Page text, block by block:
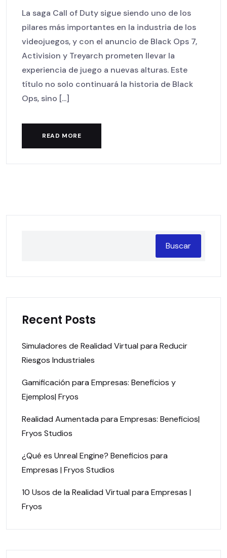
La saga Call of Duty sigue siendo uno de los
pilares más importantes en la industria de los
videojuegos, y con el anuncio de Black Ops 7,
Activision y Treyarch prometen llevar la
experiencia de juego a nuevas alturas. Este
título no solo continuará la historia de Black
Ops, sino [...]
READ MORE
Buscar
Recent Posts
Simuladores de Realidad Virtual para Reducir
Riesgos Industriales
Gamificación para Empresas: Beneficios y
Ejemplos| Fryos
Realidad Aumentada para Empresas: Beneficios|
Fryos Studios
¿Qué es Unreal Engine? Beneficios para
Empresas | Fryos Studios
10 Usos de la Realidad Virtual para Empresas |
Fryos